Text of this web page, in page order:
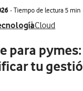
- Tiempo de lectura5 min
relacionados con
Ver más
Cloud
para
tu